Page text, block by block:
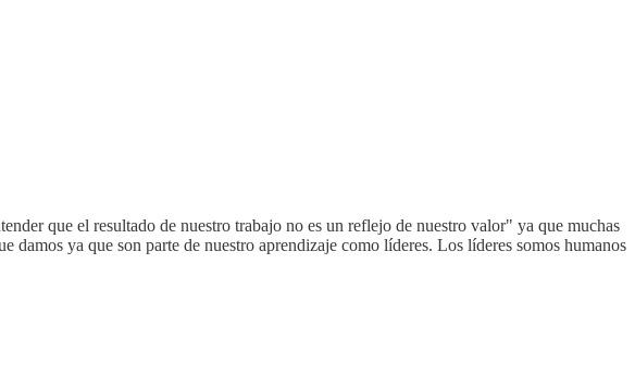
que el resultado de nuestro trabajo no es un reflejo de nuestro valor" ya que muchas
damos ya que son parte de nuestro aprendizaje como líderes. Los líderes somos humanos